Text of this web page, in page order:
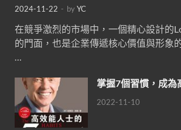
2024-11-22 - byYC
在競爭激烈的市場中，一個精心設計的
的門面，也是企業傳遞核心價值與形象
掌握7個習慣，成為
2022-11-10